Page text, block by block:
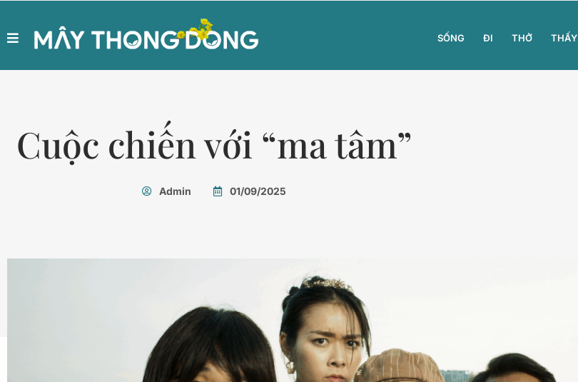
SỐNG ĐI THỞ THẤY
Cuộc chiến với “ma tâm”
Admin 01/09/2025